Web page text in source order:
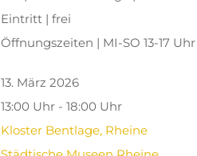
Eintritt | frei
Öffnungszeiten | MI-SO 13-17 Uhr
13. März 2026
13:00 Uhr - 18:00 Uhr
Kloster Bentlage, Rheine